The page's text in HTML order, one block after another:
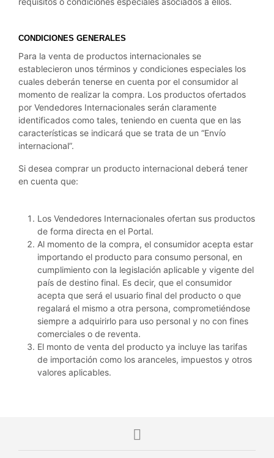
CONDICIONES GENERALES
Para la venta de productos internacionales se
establecieron unos términos y condiciones especiales los
cuales deberán tenerse en cuenta por el consumidor al
momento de realizar la compra. Los productos ofertados
por Vendedores Internacionales serán claramente
identificados como tales, teniendo en cuenta que en las
características se indicará que se trata de un “Envío
internacional”.
Si desea comprar un producto internacional deberá tener
en cuenta que:
Los Vendedores Internacionales ofertan sus productos
de forma directa en el Portal.
Al momento de la compra, el consumidor acepta estar
importando el producto para consumo personal, en
cumplimiento con la legislación aplicable y vigente del
país de destino final. Es decir, que el consumidor
acepta que será el usuario final del producto o que
regalará el mismo a otra persona, comprometiéndose
siempre a adquirirlo para uso personal y no con fines
comerciales o de reventa.
El monto de venta del producto ya incluye las tarifas
de importación como los aranceles, impuestos y otros
valores aplicables.